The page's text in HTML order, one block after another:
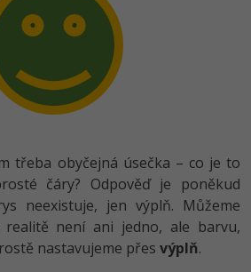
třeba obyčejná úsečka – co je to
čáry? Odpověď je poněkud
neexistuje, jen výplň. Můžeme
není ani jedno, ale barvu,
nastavujeme přes výplň.